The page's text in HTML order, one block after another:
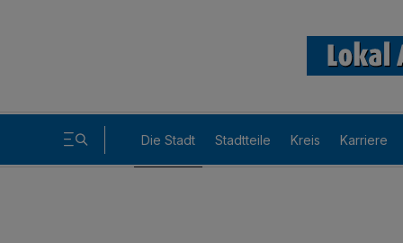
Die Stadt Stadtteile Kreis Karriere